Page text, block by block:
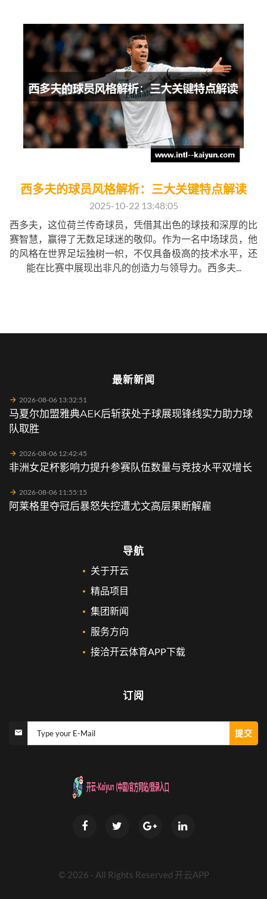
西多夫的球员风格解析：三大关键特点解读
2025-10-22 13:48:05
西多夫，这位荷兰传奇球员，凭借其出色的球技和深厚的比
赛智慧，赢得了无数足球迷的敬仰。作为一名中场球员，他
的风格在世界足坛独树一帜，不仅具备极高的技术水平，还
能在比赛中展现出非凡的创造力与领导力。西多夫...
最新新闻
2026-08-06 13:32:51
马夏尔加盟雅典AEK后斩获处子球展现锋线实力助力球
队取胜
2026-08-06 12:42:45
非洲女足杯影响力提升参赛队伍数量与竞技水平双增长
2026-08-06 11:55:15
阿莱格里夺冠后暴怒失控遭尤文高层果断解雇
导航
关于开云
精品项目
集团新闻
服务方向
接洽开云体育APP下载
订阅
Type your E-Mail 提交
© 2026 - All Rights Reserved 开云APP